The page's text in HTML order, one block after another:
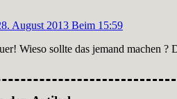
August 2013 Beim 15:59
Wieso sollte das jemand machen ?